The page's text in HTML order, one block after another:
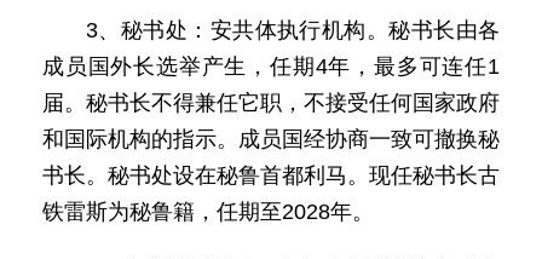
3、秘书处：安共体执行机构。秘书长由各
成员国外长选举产生，任期4年，最多可连任1
届。秘书长不得兼任它职，不接受任何国家政府
和国际机构的指示。成员国经协商一致可撤换秘
书长。秘书处设在秘鲁首都利马。现任秘书长古
铁雷斯为秘鲁籍，任期至2028年。